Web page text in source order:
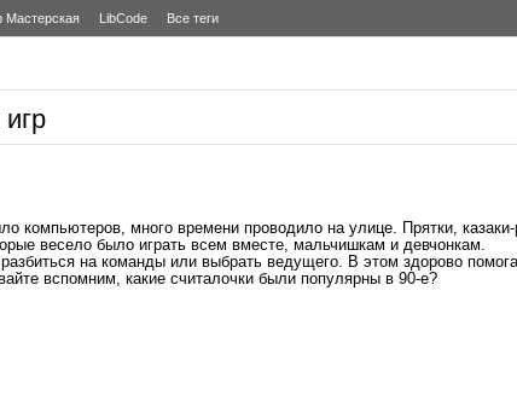
Мастерская LibCode Все теги
компьютеров, много времени проводило на улице. Прятки,
весело было играть всем вместе, мальчишкам и девчонкам.
на команды или выбрать ведущего. В этом здорово
вспомним, какие считалочки были популярны в 90-е?